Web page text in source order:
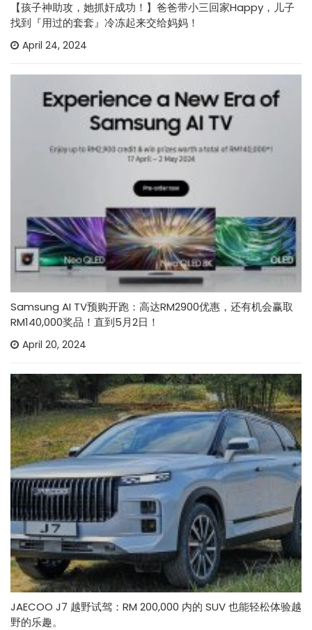
【孩子神助攻，她抓奸成功！】爸爸带小三回家Happy，儿子
找到『用过的套套』冷冻起来交给妈妈！
April 24, 2024
Samsung AI TV预购开跑：高达RM2900优惠，还有机会赢取
RM140,000奖品！直到5月2日！
April 20, 2024
JAECOO J7 越野试驾：RM 200,000 内的 SUV 也能轻松体验越
野的乐趣。